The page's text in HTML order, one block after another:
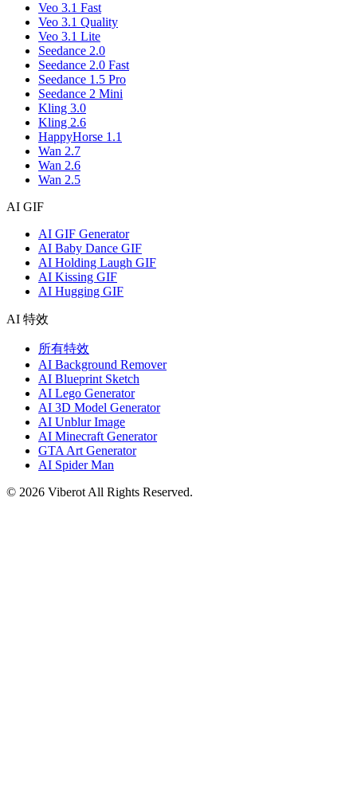
Veo 3.1 Fast
Veo 3.1 Quality
Veo 3.1 Lite
Seedance 2.0
Seedance 2.0 Fast
Seedance 1.5 Pro
Seedance 2 Mini
Kling 3.0
Kling 2.6
HappyHorse 1.1
Wan 2.7
Wan 2.6
Wan 2.5
AI GIF
AI GIF Generator
AI Baby Dance GIF
AI Holding Laugh GIF
AI Kissing GIF
AI Hugging GIF
AI 特效
所有特效
AI Background Remover
AI Blueprint Sketch
AI Lego Generator
AI 3D Model Generator
AI Unblur Image
AI Minecraft Generator
GTA Art Generator
AI Spider Man
© 2026 Viberot All Rights Reserved.